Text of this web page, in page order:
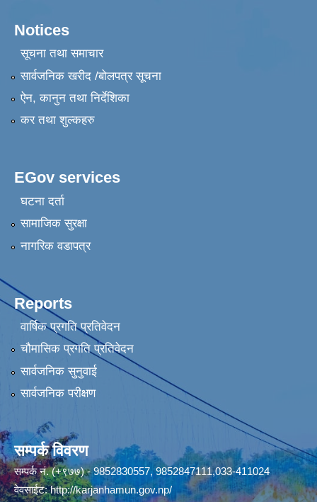
Notices
सूचना तथा समाचार
सार्वजनिक खरीद /बोलपत्र सूचना
ऐन, कानुन तथा निर्देशिका
कर तथा शुल्कहरु
EGov services
घटना दर्ता
सामाजिक सुरक्षा
नागरिक वडापत्र
Reports
वार्षिक प्रगति प्रतिवेदन
चौमासिक प्रगति प्रतिवेदन
सार्वजनिक सुनुवाई
सार्वजनिक परीक्षण
सम्पर्क विवरण
सम्पर्क नं. (+९७७) - 9852830557, 9852847111,033-411024
वेवसाईट:http://karjanhamun.gov.np/